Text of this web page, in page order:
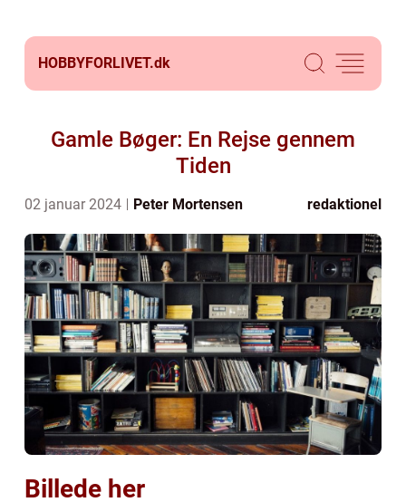
HOBBYFORLIVET.dk
Gamle Bøger: En Rejse gennem
Tiden
02 januar 2024 Peter Mortensen redaktionel
Billede her